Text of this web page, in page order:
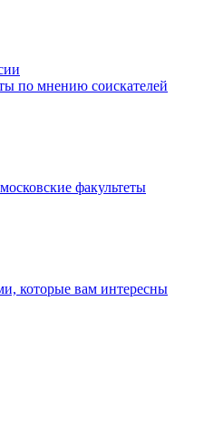
по мнению соискателей
факультеты
которые вам интересны